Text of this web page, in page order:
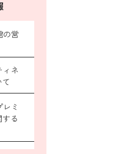
の営
ネ
て
ミ
る